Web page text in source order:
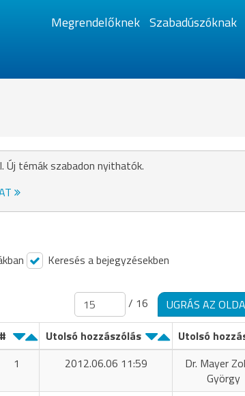
Megrendelőknek Szabadúszóknak
témák szabadon nyithatók.
Keresés a bejegyzésekben
/ 16
UGRÁS AZ
# Utolsó hozzászólás
Utolsó
1 2012.06.06 11:59
Dr. Mayer
György